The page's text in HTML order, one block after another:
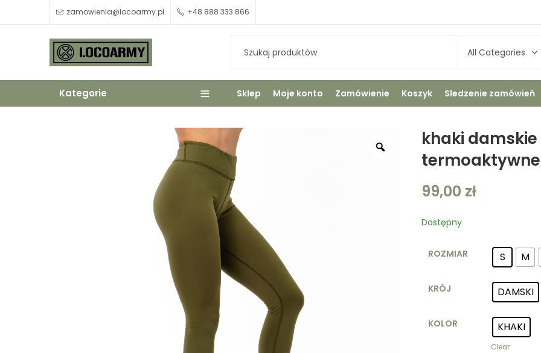
zamowienia@locoarmy.pl +48 888 333 866
Kategorie Sklep Moje konto Zamówienie Koszyk Sledzenie zamówień
khaki
termoaktywne
99,00 zł
Dostępny
ROZMIAR S M
KRÓJ DAMSKI
KOLOR KHAKI
Clear